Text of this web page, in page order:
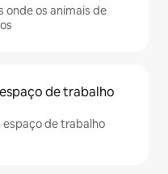
onde os animais de
de trabalho
de trabalho